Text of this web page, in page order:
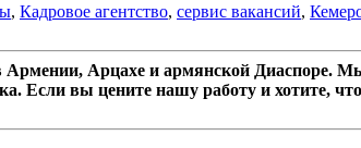
, Кадровое агентство, сервис вакансий,
Арцахе и армянской Диаспоре.
Если вы цените нашу работу и хотите,